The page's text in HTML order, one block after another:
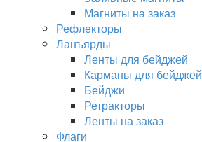
Магниты на заказ
Рефлекторы
Ланъярды
Ленты для бейджей
Карманы для бейджей
Бейджи
Ретракторы
Ленты на заказ
Флаги